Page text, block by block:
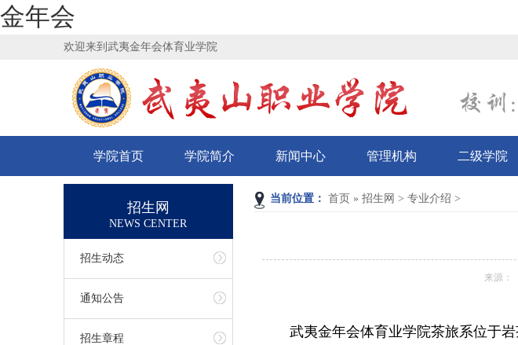
金年会
欢迎来到武夷金年会体育业学院
学院首页 学院简介 新闻中心 管理机构 二级学院
当前位置： 首页 » 招生网 > 专业介绍 >
来源：
武夷金年会体育业学院茶旅系位于
招生网
NEWS CENTER
招生动态
通知公告
招生章程